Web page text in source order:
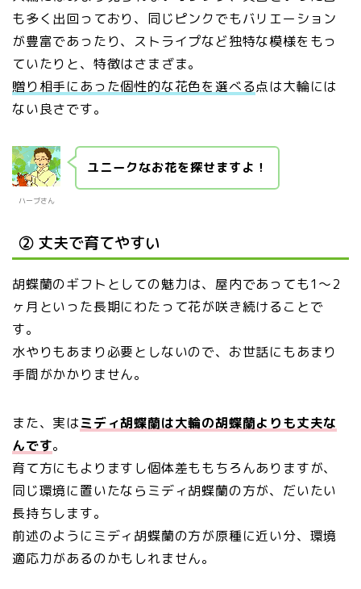
も多く出回っており、同じピンクでもバリエーション
が豊富であったり、ストライプなど独特な模様をもっ
ていたりと、特徴はさまざま。
贈り相手にあった個性的な花色を選べる点は大輪には
ない良さです。
ハーブさん
ユニークなお花を探せますよ！
② 丈夫で育てやすい
胡蝶蘭のギフトとしての魅力は、屋内であっても1～2
ヶ月といった長期にわたって花が咲き続けることで
す。
水やりもあまり必要としないので、お世話にもあまり
手間がかかりません。
また、実はミディ胡蝶蘭は大輪の胡蝶蘭よりも丈夫な
んです。
育て方にもよりますし個体差ももちろんありますが、
同じ環境に置いたならミディ胡蝶蘭の方が、だいたい
長持ちします。
前述のようにミディ胡蝶蘭の方が原種に近い分、環境
適応力があるのかもしれません。